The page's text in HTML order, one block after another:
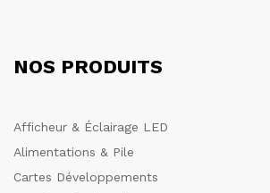
NOS PRODUITS
Afficheur & Éclairage LED
Alimentations & Pile
Cartes Développements